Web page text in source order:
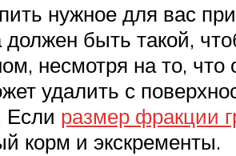
нужное для вас
быть такой,
несмотря на то, что
удалить с
Если размер фракции
корм и экскременты.